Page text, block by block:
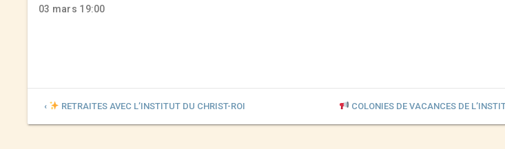
03 mars 19:00
‹ RETRAITES AVEC L’INSTITUT DU CHRIST-ROI COLONIES DE VACANCES DE